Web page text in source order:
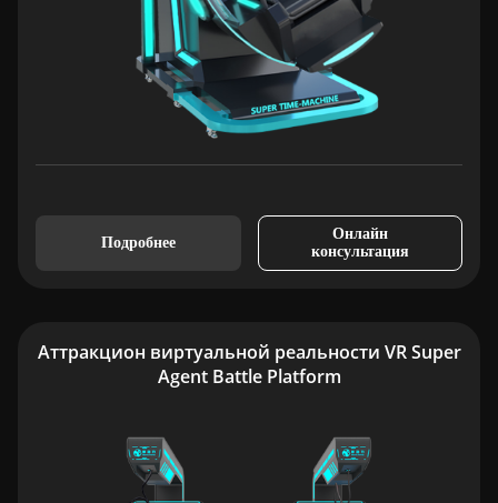
Подробнее
Онлайн
консультация
Аттракцион виртуальной реальности VR Super
Agent Battle Platform